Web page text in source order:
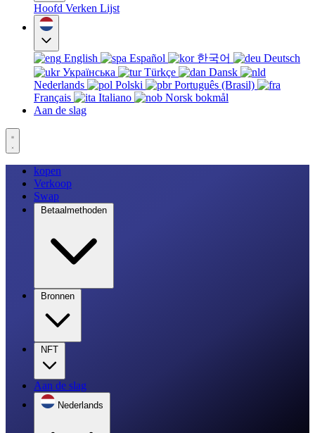
Hoofd Verken Lijst
English Español 한국어
Deutsch
Українська
Türkçe
Dansk
Nederlands
Polski
Português (Brasil)
Français
Italiano
Norsk bokmål
Aan de slag
kopen
Verkoop
Swap
Betaalmethoden
Bronnen
NFT
Aan de slag
Nederlands